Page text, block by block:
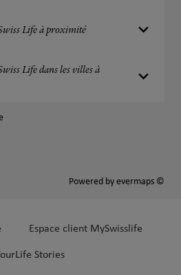
Life à proximité
Life dans les villes à
Powered by evermaps ©
Espace client MySwisslife
Stories